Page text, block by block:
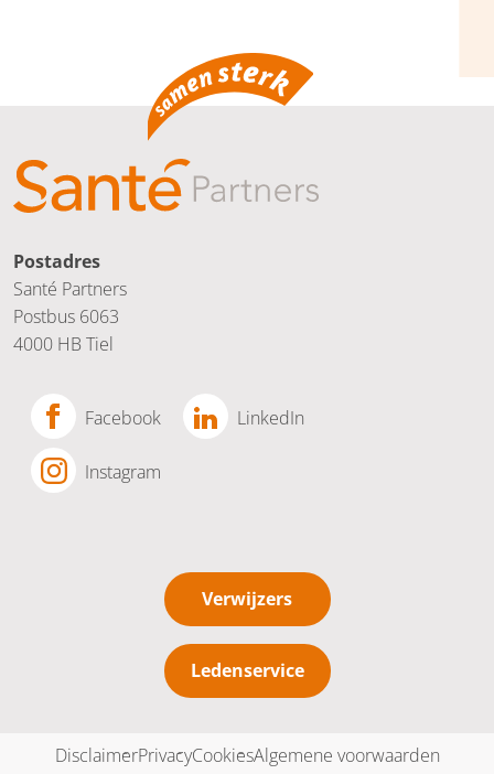
Postadres
Santé Partners
Postbus 6063
4000 HB Tiel
Facebook LinkedIn
Instagram
Verwijzers
Ledenservice
DisclaimerPrivacyCookiesAlgemene voorwaarden